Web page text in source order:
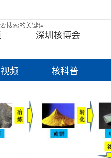
深圳核博会
视频 核科普